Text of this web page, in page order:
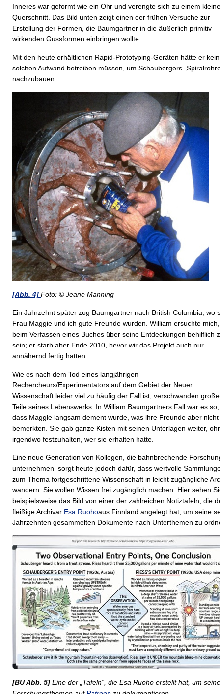
Inneres war geformt wie ein Ohr und verengte sich zu einem
Querschnitt. Das Bild unten zeigt einen der frühen Versuche zur
Erstellung der Formen, die Baumgartner in die äußerlich primitiv
wirkenden Gussformen einbringen wollte.
Mit den heute erhältlichen Rapid-Prototyping-Geräten hätte er
solchen Aufwand betreiben müssen, um Schaubergers
nachzubauen.
[Abb. 4] Foto: © Jeane Manning
Ein Jahrzehnt später zog Baumgartner nach British Columbia, wo
Frau Maggie und ich gute Freunde wurden. William ersuchte
beim Verfassen eines Buches über seine Entdeckungen behilflich
sein; er starb aber Ende 2010, bevor wir das Projekt auch nur
annähernd fertig hatten.
Wie es nach dem Tod eines langjährigen
Rechercheurs/Experimentators auf dem Gebiet der Neuen
Wissenschaft leider viel zu häufig der Fall ist, verschwanden große
Teile seines Lebenswerks. In William Baumgartners Fall war es so,
dass Maggie langsam dement wurde, was ihre Freunde aber nicht
bemerkten. Sie gab ganze Kisten mit seinen Unterlagen weiter,
irgendwo festzuhalten, wer sie erhalten hatte.
Eine neue Generation von Kollegen, die bahnbrechende
unternehmen, sorgt heute jedoch dafür, dass wertvolle
zum Thema fortgeschrittene Wissenschaft in leicht zugängliche
wandern. Sie wollen Wissen frei zugänglich machen. Hier sehen
beispielsweise das Bild von einer der zahlreichen Notiztafeln, die
fleißige Archivar Esa Ruohoaus Finnland angelegt hat, um seine
Jahrzehnten gesammelten Dokumente nach Unterthemen zu
[BU Abb. 5] Eine der „Tafeln“, die Esa Ruoho erstellt hat, um seine